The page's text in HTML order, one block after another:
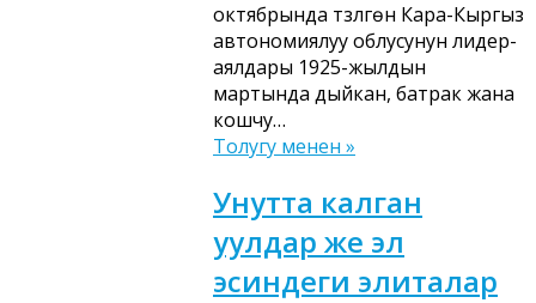
октябрында түзүлгөн Кара-Кыргыз
автономиялуу облусунун лидер-
аялдары 1925-жылдын
мартында дыйкан, батрак жана
кошчу…
Толугу менен »
Унутта калган
уулдар же эл
эсиндеги элиталар